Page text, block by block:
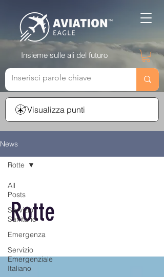
Visualizza punti
Insieme sulle ali del futuro
News
All
Posts
Servizio
Sanitario
Emergenza
Servizio
Emergenziale
Italiano
Rotte
Rotte